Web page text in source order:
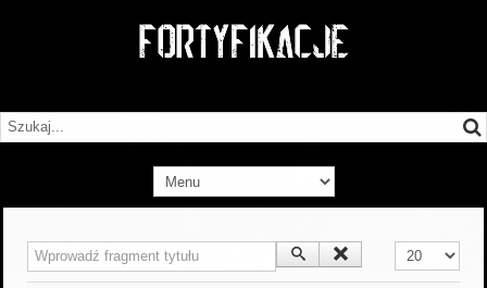
Wprowadź fragment tytułu Pokaż #